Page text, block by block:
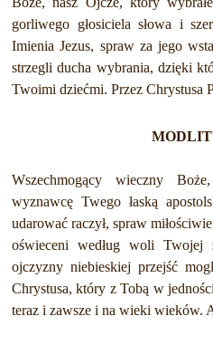
gorliwego głosiciela słowa i
Imienia Jezus, spraw za jego
strzegli ducha wybrania, dzięki
Twoimi dziećmi. Przez Chrystusa
Wszechmogący wieczny
wyznawcę Twego łaską
udarować raczył, spraw
oświeceni według woli Twojej
ojczyzny niebieskiej przejść
Chrystusa, który z Tobą w
teraz i zawsze i na wieki wieków.